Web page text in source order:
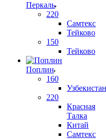
Перкаль
220
Самтекс
Тейково
150
Тейково
Поплин
160
Узбекистан
220
Красная
Талка
Китай
Самтекс